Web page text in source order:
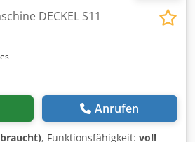
DECKEL S11
Anrufen
, Funktionsfähigkeit: voll